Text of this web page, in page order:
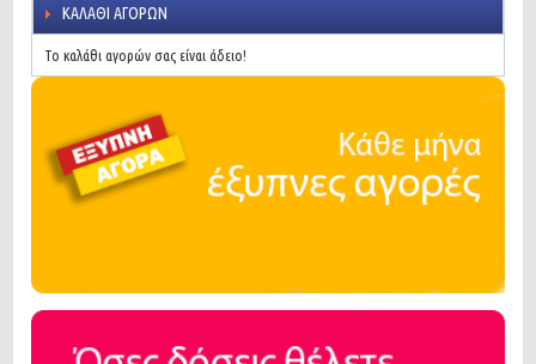
ΚΑΛΆΘΙ ΑΓΟΡΏΝ
Το καλάθι αγορών σας είναι άδειο!